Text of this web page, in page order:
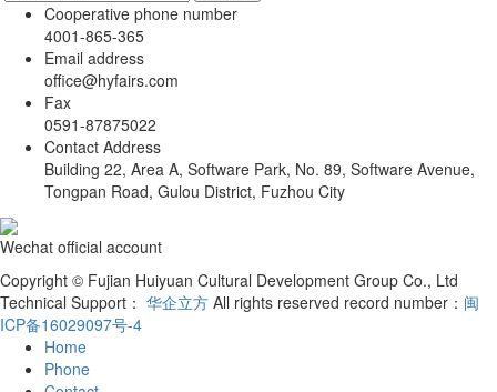
Cooperative phone number
4001-865-365
Email address
office@hyfairs.com
Fax
0591-87875022
Contact Address
Building 22, Area A, Software Park, No. 89, Software Avenue,
Tongpan Road, Gulou District, Fuzhou City
Wechat official account
Copyright © Fujian Huiyuan Cultural Development Group Co., Ltd
Technical Support： 华企立方 All rights reserved record number： 闽
ICP备16029097号-4
Home
Phone